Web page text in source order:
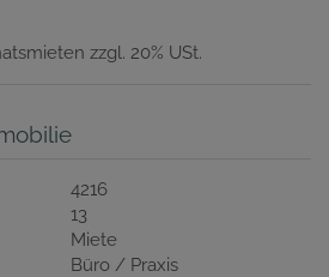
zzgl. 20% USt.
4216
13
Miete
Büro / Praxis